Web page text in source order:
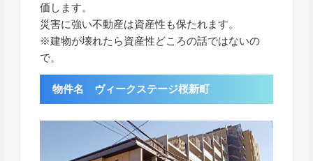
価します。
災害に強い不動産は資産性も保たれます。
※建物が壊れたら資産性どころの話ではないの
で。
物件名 ヴィークステージ桜新町